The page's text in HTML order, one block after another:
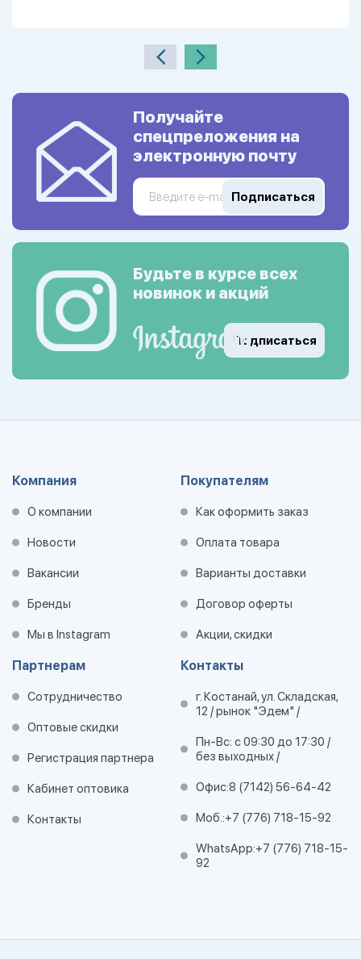
Получайте
спецпреложения на
электронную почту
Подписаться
Будьте в курсе всех
новинок и акций
Подписаться
Компания
О компании
Новости
Вакансии
Бренды
Мы в Instagram
Покупателям
Как оформить заказ
Оплата товара
Варианты доставки
Договор оферты
Акции, скидки
Партнерам
Сотрудничество
Оптовые скидки
Регистрация партнера
Кабинет оптовика
Контакты
Контакты
г. Костанай, ул. Складская,
12 / рынок "Эдем" /
Пн-Вс: с 09:30 до 17:30 /
без выходных /
Офис:8 (7142) 56-64-42
Моб.:+7 (776) 718-15-92
WhatsApp:+7 (776) 718-15-
92